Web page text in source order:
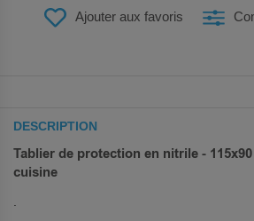
Ajouter aux favoris
DESCRIPTION
Tablier de protection en nitrile -
cuisine